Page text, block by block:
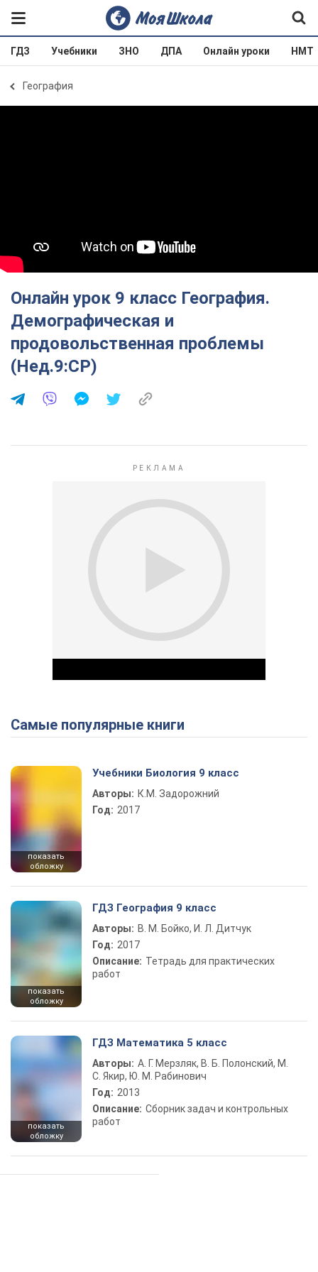
ГДЗ Учебники ЗНО ДПА Онлайн уроки НМТ
География
Онлайн урок 9 класс География.
Демографическая и
продовольственная проблемы
(Нед.9:СР)
Play Video
Самые популярные книги
показать
обложку
Учебники Биология 9 класс
Авторы: К.М. Задорожний
Год: 2017
показать
обложку
ГДЗ География 9 класс
Авторы: В. М. Бойко, И. Л. Дитчук
Год: 2017
Описание: Тетрадь для практических
работ
показать
обложку
ГДЗ Математика 5 класс
Авторы: А. Г. Мерзляк, В. Б. Полонский, М.
С. Якир, Ю. М. Рабинович
Год: 2013
Описание: Сборник задач и контрольных
работ